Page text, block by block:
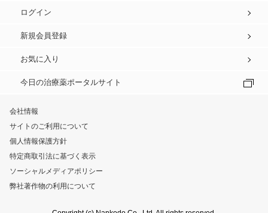
ログイン
新規会員登録
お気に入り
今日の治療薬ポータルサイト
会社情報
サイトのご利用について
個人情報保護方針
特定商取引法に基づく表示
ソーシャルメディアポリシー
弊社著作物の利用について